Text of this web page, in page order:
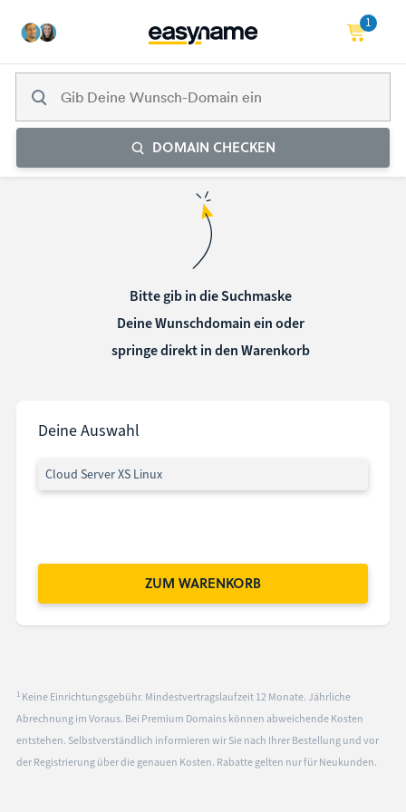
1
DOMAIN CHECKEN
Bitte gib in die Suchmaske
Deine Wunschdomain ein oder
springe direkt in den Warenkorb
Deine Auswahl
Cloud Server XS Linux
ZUM WARENKORB
1 Keine Einrichtungsgebühr. Mindestvertragslaufzeit 12 Monate. Jährliche
Abrechnung im Voraus. Bei Premium Domains können abweichende Kosten
entstehen. Selbstverständlich informieren wir Sie nach Ihrer Bestellung und vor
der Registrierung über die genauen Kosten. Rabatte gelten nur für Neukunden.